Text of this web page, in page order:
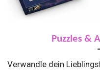
Puzzles &
Verwandle dein